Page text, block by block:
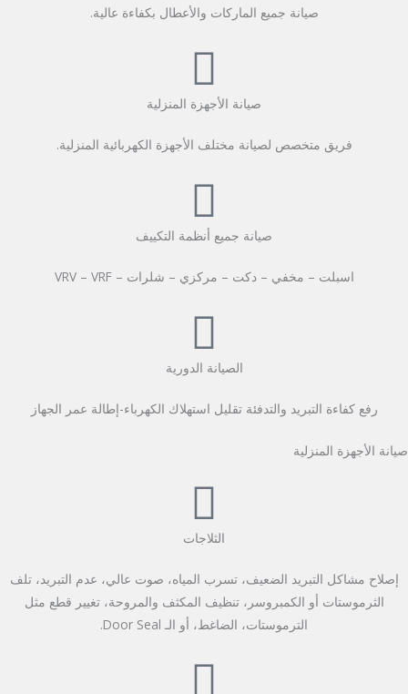
صيانة جميع الماركات والأعطال بكفاءة عالية.
صيانة الأجهزة المنزلية
فريق متخصص لصيانة مختلف الأجهزة الكهربائية المنزلية.
صيانة جميع أنظمة التكييف
اسبلت – مخفي – دكت – مركزي – شلرات – VRV – VRF
الصيانة الدورية
رفع كفاءة التبريد والتدفئة تقليل استهلاك الكهرباء-إطالة عمر الجهاز
صيانة الأجهزة المنزلية
الثلاجات
إصلاح مشاكل التبريد الضعيف، تسرب المياه، صوت عالي، عدم التبريد، تلف
الثرموستات أو الكمبروسر، تنظيف المكثف والمروحة، تغيير قطع مثل
الترموستات، الضاغط، أو الـ Door Seal.